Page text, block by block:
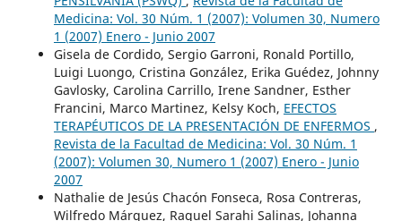
Medicina: Vol. 30 Núm. 1 (2007): Volumen 30, Numero
1 (2007) Enero - Junio 2007
Gisela de Cordido, Sergio Garroni, Ronald Portillo,
Luigi Luongo, Cristina González, Erika Guédez, Johnny
Gavlosky, Carolina Carrillo, Irene Sandner, Esther
Francini, Marco Martinez, Kelsy Koch, EFECTOS
TERAPÉUTICOS DE LA PRESENTACIÓN DE ENFERMOS ,
Revista de la Facultad de Medicina: Vol. 30 Núm. 1
(2007): Volumen 30, Numero 1 (2007) Enero - Junio
2007
Nathalie de Jesús Chacón Fonseca, Rosa Contreras,
Wilfredo Márquez, Raquel Sarahi Salinas, Johanna